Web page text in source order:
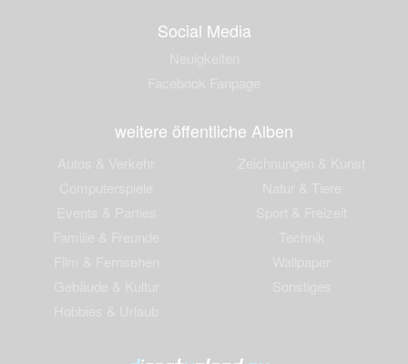
Social Media
weitere öffentliche Alben